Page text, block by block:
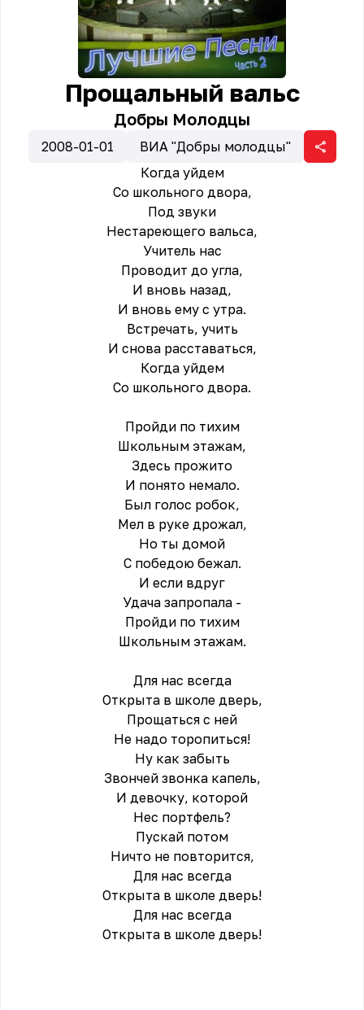
Прощальный вальс
Добры Молодцы
2008-01-01
ВИА "Добры молодцы"
Когда уйдем
Со школьного двора,
Под звуки
Нестареющего вальса,
Учитель нас
Проводит до угла,
И вновь назад,
И вновь ему с утра.
Встречать, учить
И снова расставаться,
Когда уйдем
Со школьного двора.
Пройди по тихим
Школьным этажам,
Здесь прожито
И понято немало.
Был голос робок,
Мел в руке дрожал,
Но ты домой
С победою бежал.
И если вдруг
Удача запропала -
Пройди по тихим
Школьным этажам.
Для нас всегда
Открыта в школе дверь,
Прощаться с ней
Не надо торопиться!
Ну как забыть
Звончей звонка капель,
И девочку, которой
Нес портфель?
Пускай потом
Ничто не повторится,
Для нас всегда
Открыта в школе дверь!
Для нас всегда
Открыта в школе дверь!